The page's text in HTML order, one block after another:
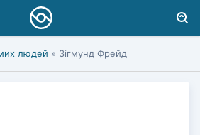
людей » Зігмунд Фрейд